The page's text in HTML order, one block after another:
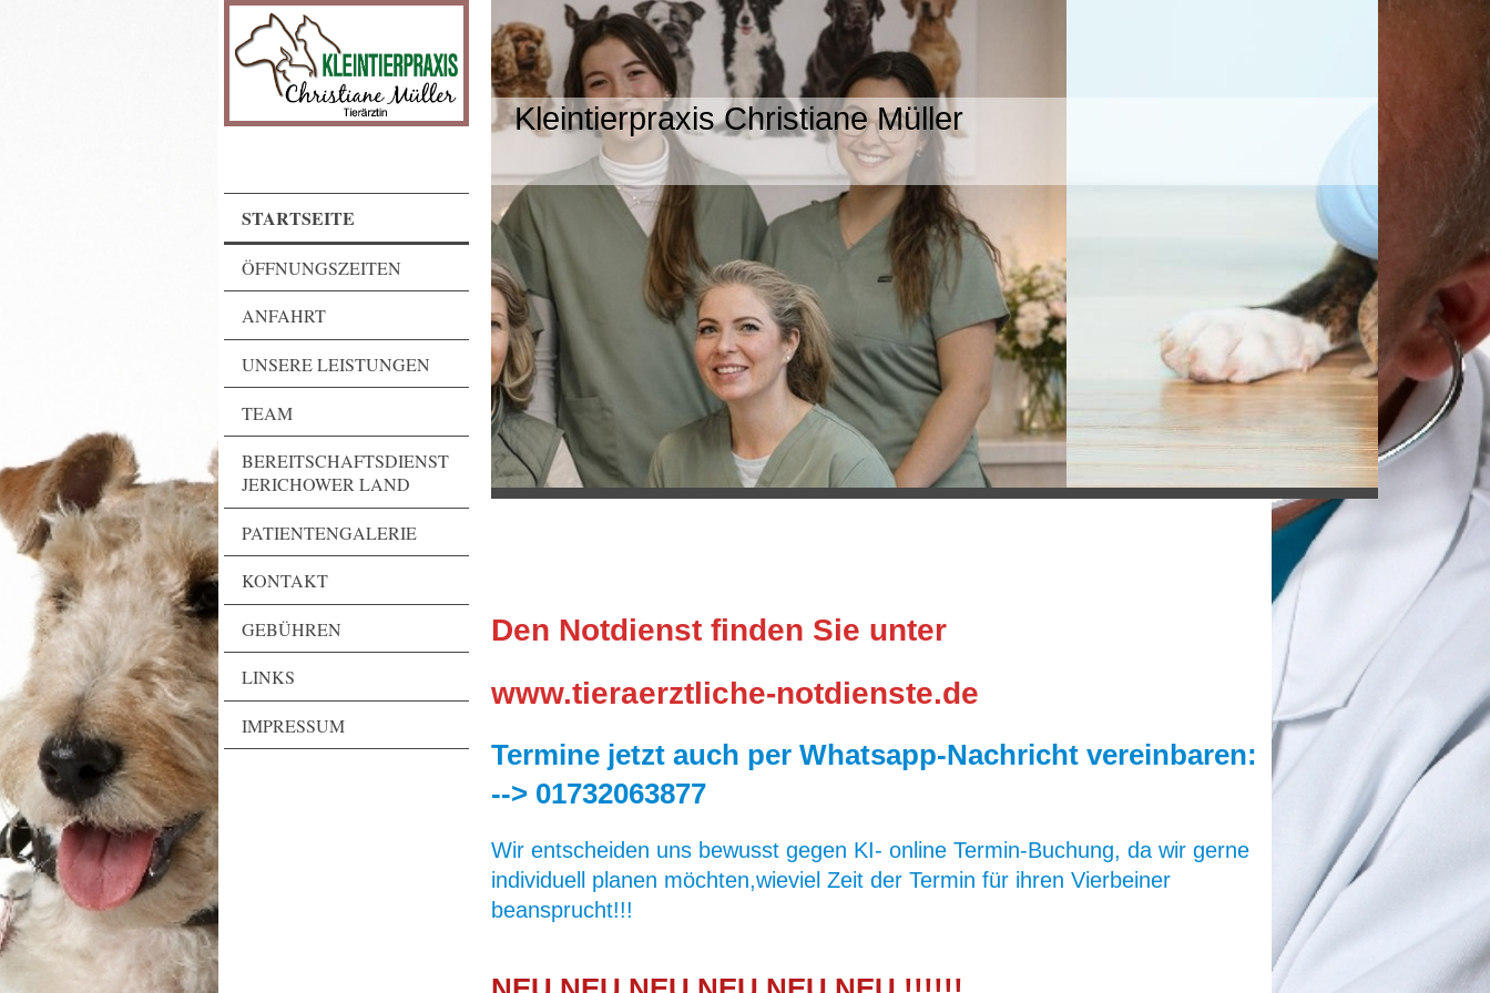
STARTSEITE
ÖFFNUNGSZEITEN
ANFAHRT
UNSERE LEISTUNGEN
TEAM
BEREITSCHAFTSDIENST
JERICHOWER LAND
PATIENTENGALERIE
KONTAKT
GEBÜHREN
LINKS
IMPRESSUM
Kleintierpraxis Christiane Müller
Den Notdienst finden Sie unter
www.tieraerztliche-notdienste.de
Termine jetzt auch per Whatsapp-Nachricht vereinbaren:
--> 01732063877
Wir entscheiden uns bewusst gegen KI- online Termin-Buchung, da wir gerne
individuell planen möchten,wieviel Zeit der Termin für ihren Vierbeiner
beansprucht!!!